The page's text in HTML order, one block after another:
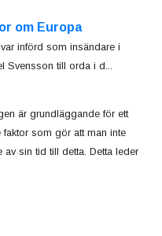
om Europa
införd som insändare i
Svensson till orda i d...
är grundläggande för ett
som gör att man inte
sin tid till detta. Detta leder